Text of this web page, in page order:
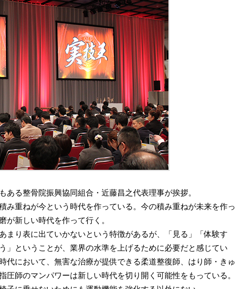
ある整骨院振興協同組合・近藤昌之代表理事が挨拶。
み重ねが今という時代を作っている。今の積み重ねが未来を作っ
が新しい時代を作って行く。
まり表に出ていかないという特徴があるが、「見る」「体験す
」ということが、業界の水準を上げるために必要だと感じてい
代において、無害な治療が提供できる柔道整復師、はり師・きゅ
圧師のマンパワーは新しい時代を切り開く可能性をもっている。